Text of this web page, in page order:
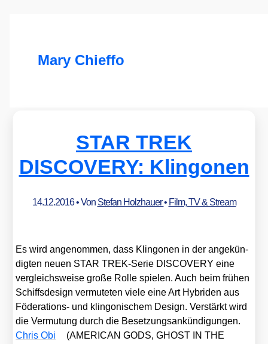
Mary Chieffo
STAR TREK
DISCOVERY: Klingonen
14.12.2016• Von Stefan Holzhauer• Film, TV & Stream
Es wird ange­nom­men, dass Klin­go­nen in der ange­kün­
dig­ten neu­en STAR TREK-Serie DISCOVERY eine
ver­gleichs­wei­se gro­ße Rol­le spie­len. Auch beim frü­hen
Schiffs­de­sign ver­mu­te­ten vie­le eine Art Hybri­den aus
Föde­ra­ti­ons- und klin­go­ni­schem Design. Ver­stärkt wird
die Ver­mu­tung durch die Beset­zungs­an­kün­di­gun­gen.
Chris Obi
(AMERICAN GODS, GHOST IN THE